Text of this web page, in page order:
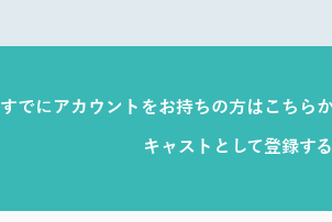
すでにアカウントをお持ちの方はこちら
キャストとして登録す